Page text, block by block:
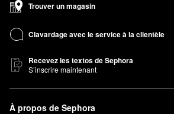
Trouver un magasin
Clavardage avec le service à la clientèle
Recevez les textos de Sephora
S’inscrire maintenant
À propos de Sephora